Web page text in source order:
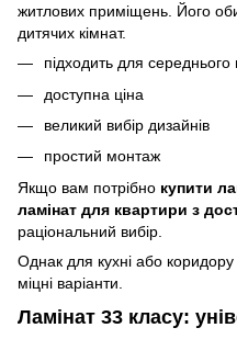
житлових приміщень. Його
дитячих кімнат.
підходить для
доступна ціна
великий вибір дизайнів
простий монтаж
Якщо вам потрібно купити
ламінат для квартири з
раціональний вибір.
Однак для кухні або
міцні варіанти.
Ламінат 33 класу: